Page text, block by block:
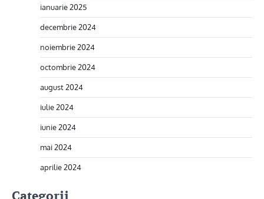
ianuarie 2025
decembrie 2024
noiembrie 2024
octombrie 2024
august 2024
iulie 2024
iunie 2024
mai 2024
aprilie 2024